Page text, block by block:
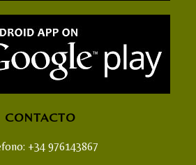
CONTACTO
+34 976143867